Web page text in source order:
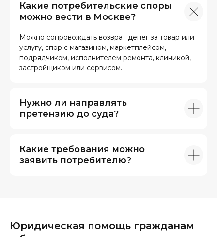
Какие потребительские споры
можно вести в Москве?
Можно сопровождать возврат денег за товар или
услугу, спор с магазином, маркетплейсом,
подрядчиком, исполнителем ремонта, клиникой,
застройщиком или сервисом.
Нужно ли направлять
претензию до суда?
Какие требования можно
заявить потребителю?
Юридическая помощь гражданам